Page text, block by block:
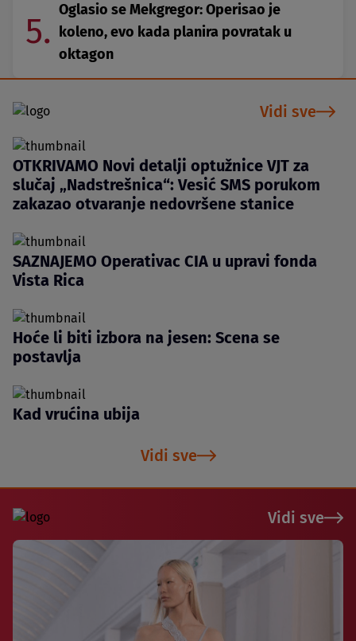
5.
Oglasio se Mekgregor: Operisao je
koleno, evo kada planira povratak u
oktagon
Vidi sve
OTKRIVAMO Novi detalji optužnice VJT za
slučaj „Nadstrešnica“: Vesić SMS porukom
zakazao otvaranje nedovršene stanice
SAZNAJEMO Operativac CIA u upravi fonda
Vista Rica
Hoće li biti izbora na jesen: Scena se
postavlja
Kad vrućina ubija
Vidi sve
Vidi sve